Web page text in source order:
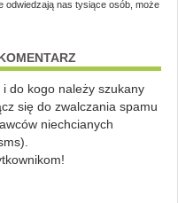
odwiedzają nas tysiące osób, może
i do kogo należy szukany
się do zwalczania spamu
niechcianych